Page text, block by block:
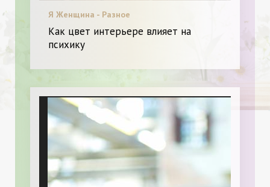
Я Женщина - Разное
Как цвет интерьере влияет на
психику